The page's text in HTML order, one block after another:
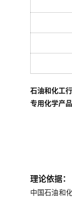
石油和化工
专用化学产
理论依据：
中国石油和